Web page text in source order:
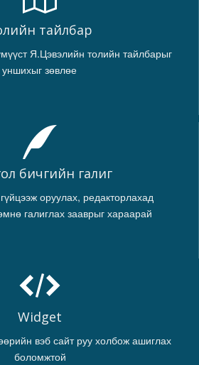
тайлбар
Я.Цэвэлийн толийн тайлбарыг
уншихыг зөвлөе
бичгийн галиг
оруулах, редакторлахад
галиглах зааврыг хараарай
Widget
вэб сайт руу холбож ашиглах
боломжтой